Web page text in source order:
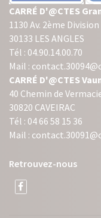
CARRÉ D'@CTES
1130 Av. 2ème
30133 LES ANGLES
Tél : 04.90.14.00.70
Mail :
CARRÉ D'@CTES
40 Chemin de
30820 CAVEIRAC
Tél : 04 66 58 15 36
Mail :
Retrouvez-nous